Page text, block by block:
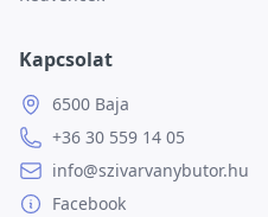
Kapcsolat
6500 Baja
+36 30 559 14 05
info@szivarvanybutor.hu
Facebook